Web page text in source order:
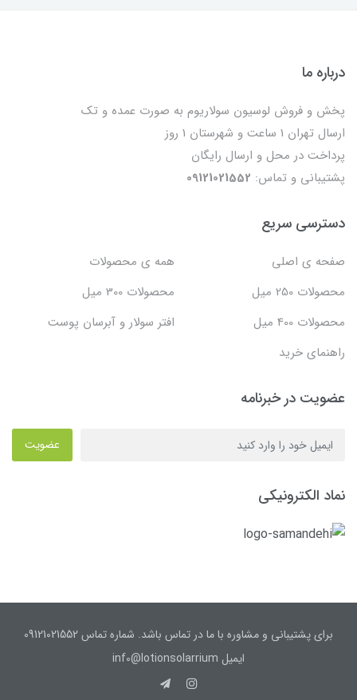
درباره ما
پخش و فروش لوسیون سولاریوم به صورت عمده و تک
ارسال تهران 1 ساعت و شهرستان 1 روز
پرداخت در محل و ارسال رایگان
پشتیبانی و تماس: 09121021552
دسترسی سریع
صفحه ی اصلی
همه ی محصولات
محصولات 250 میل
محصولات 300 میل
محصولات 400 میل
افتر سولار و آبرسان پوست
راهنمای خرید
عضویت در خبرنامه
عضویت
نماد الکترونیکی
برای پشتیبانی و مشاوره با ما در تماس باشد. شماره تماس 09121021552
ایمیل inf0@lotionsolarrium